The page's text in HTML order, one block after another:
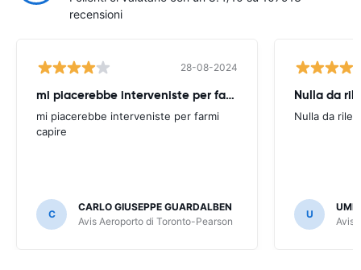
recensioni
28-08-2024
mi piacerebbe interveniste per farmi
mi piacerebbe interveniste per farmi
capire
C
CARLO GIUSEPPE GUARDALBEN
Avis Aeroporto di Toronto-Pearson
Nulla da
Nulla da
U
Avis